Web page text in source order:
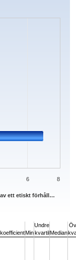
av ett etiskt förhåll…
6 8
Min
Undre
kvartil Median